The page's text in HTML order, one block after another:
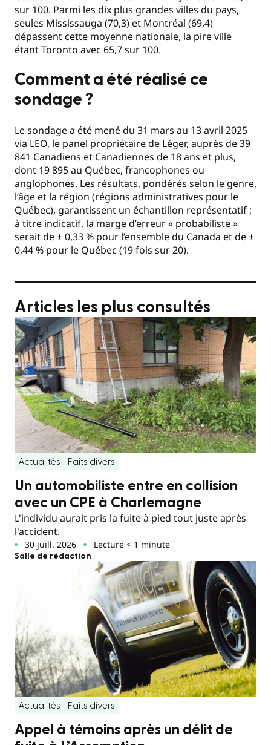
sur 100. Parmi les dix plus grandes villes du pays,
seules Mississauga (70,3) et Montréal (69,4)
dépassent cette moyenne nationale, la pire ville
étant Toronto avec 65,7 sur 100.
Comment a été réalisé ce
sondage ?
Le sondage a été mené du 31 mars au 13 avril 2025
via LEO, le panel propriétaire de Léger, auprès de 39
841 Canadiens et Canadiennes de 18 ans et plus,
dont 19 895 au Québec, francophones ou
anglophones. Les résultats, pondérés selon le genre,
l’âge et la région (régions administratives pour le
Québec), garantissent un échantillon représentatif ;
à titre indicatif, la marge d’erreur « probabiliste »
serait de ± 0,33 % pour l’ensemble du Canada et de ±
0,44 % pour le Québec (19 fois sur 20).
Articles les plus consultés
Actualités Faits divers
Un automobiliste entre en collision
avec un CPE à Charlemagne
L'individu aurait pris la fuite à pied tout juste après
l'accident.
30 juill. 2026 Lecture < 1 minute
Salle de rédaction
Actualités Faits divers
Appel à témoins après un délit de